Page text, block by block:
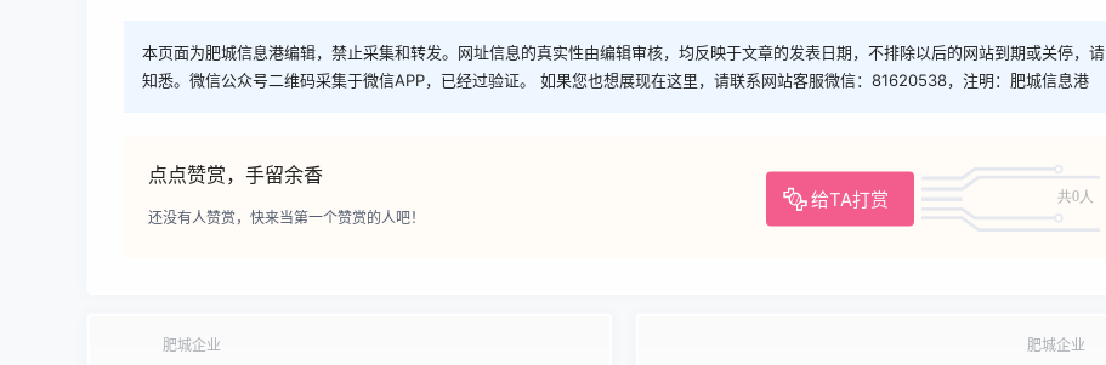
本页面为肥城信息港编辑，禁止采集和转发。网址信息的真实性由编辑审核，均反映于文章的发表日期，不排除以后的网站到期或关停，请
知悉。微信公众号二维码采集于微信APP，已经过验证。 如果您也想展现在这里，请联系网站客服微信：81620538，注明：肥城信息港
点点赞赏，手留余香
给TA打赏 共0人
还没有人赞赏，快来当第一个赞赏的人吧！
肥城企业 肥城企业